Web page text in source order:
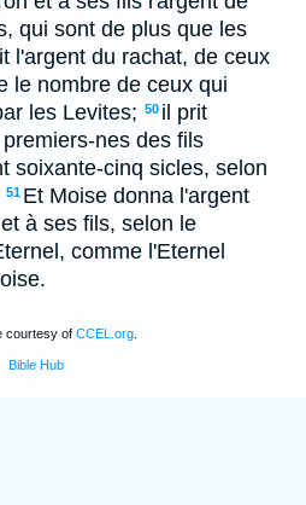
qui sont de plus que les
l'argent du rachat, de ceux
le nombre de ceux qui
les Levites; 50 il prit
nes des fils
soixante-cinq sicles, selon
51 Et Moise donna l'argent
à ses fils, selon le
comme l'Eternel
courtesy of CCEL.org
Bible Hub